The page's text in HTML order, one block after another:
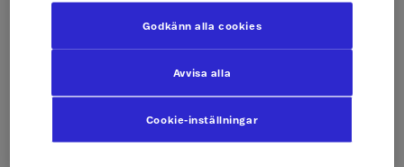
Cookie-inställningar
Avvisa alla
Godkänn alla cookies